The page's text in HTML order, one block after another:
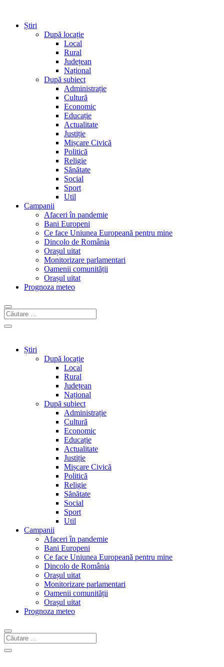
Știri
După locație
Local
Rural
Județean
Național
După subiect
Administrație
Cultură
Economic
Educație
Actualitate
Justiție
Mișcare Civică
Politică
Religie
Sănătate
Social
Sport
Util
Campanii
Afaceri în pandemie
Bani Europeni
Ce face Uniunea Europeană pentru mine
Dincolo de România
Orașul uitat
Monitorizare parlamentari
Oamenii comunității
Orașul uitat
Prognoza meteo
Știri
După locație
Local
Rural
Județean
Național
După subiect
Administrație
Cultură
Economic
Educație
Actualitate
Justiție
Mișcare Civică
Politică
Religie
Sănătate
Social
Sport
Util
Campanii
Afaceri în pandemie
Bani Europeni
Ce face Uniunea Europeană pentru mine
Dincolo de România
Orașul uitat
Monitorizare parlamentari
Oamenii comunității
Orașul uitat
Prognoza meteo